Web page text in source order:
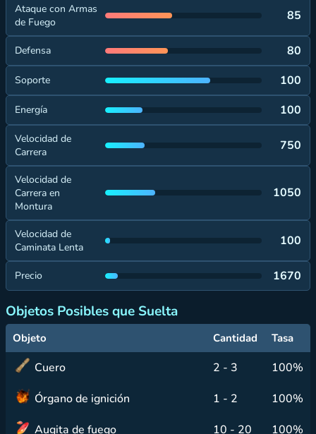
Ataque con Armas
de Fuego
85
Defensa 80
Soporte 100
Energía 100
Velocidad de
Carrera
750
Velocidad de
Carrera en
Montura
1050
Velocidad de
Caminata Lenta
100
Precio 1670
Objetos Posibles que Suelta
Objeto Cantidad Tasa
Cuero 2 - 3
100%
Órgano de ignición
1 - 2
100%
Augita de fuego
10 - 20 100%